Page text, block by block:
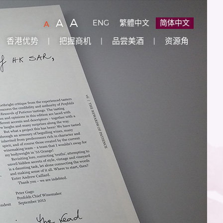
字
大
小：
(A)
字
型
(
A) 字
型
大
小：
大
(
A) ENG 繁體中文 简体中文
香港优势 把握商机 品尝美酒 资源角